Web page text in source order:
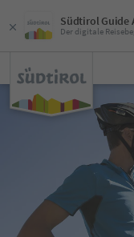
Südtirol Guide
Der digitale